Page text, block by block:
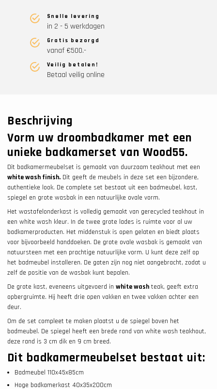
Snelle levering
in 2 - 5 werkdagen
Gratis bezorgd
vanaf €500.-
Veilig betalen!
Betaal veilig online
Beschrijving
Vorm uw droombadkamer met een
unieke badkamerset van Wood55.
Dit badkamermeubelset is gemaakt van duurzaam teakhout met een
white wash finish. Dit geeft de meubels in deze set een bijzondere,
authentieke look. De complete set bestaat uit een badmeubel, kast,
spiegel en grote wasbak in een natuurlijke ovale vorm.
Het wastafelonderkast is volledig gemaakt van gerecycled teakhout in
een white wash kleur. In de twee grote lades is ruimte voor al uw
badkamerproducten. Het middenstuk is open gelaten en biedt plaats
voor bijvoorbeeld handdoeken. De grote ovale wasbak is gemaakt van
natuursteen met een prachtige natuurlijke vorm. U kunt deze zelf op
het badmeubel installeren. De gaten zijn nog niet aangebracht, zodat u
zelf de positie van de wasbak kunt bepalen.
De grote kast, eveneens uitgevoerd in white wash teak, geeft extra
opbergruimte. Hij heeft drie open vakken en twee vakken achter een
deur.
Om de set compleet te maken plaatst u de spiegel boven het
badmeubel. De spiegel heeft een brede rand van white wash teakhout,
deze rand is 3 cm dik en 9 cm breed.
Dit badkamermeubelset bestaat uit:
Badmeubel 110x45x85cm
Hoge badkamerkast 40x35x200cm